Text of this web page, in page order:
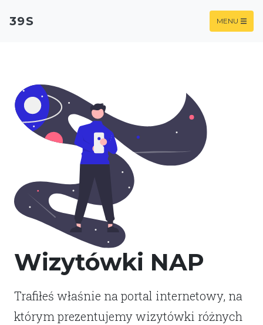
Wizytówki NAP
Trafiłeś właśnie na portal internetowy, na
którym prezentujemy wizytówki różnych
39S MENU